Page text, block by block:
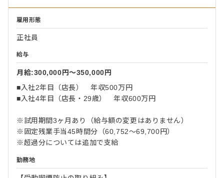
雇用形態
正社員
給与
月給:300,000円〜350,000円
■入社2年目（店長） 年収500万円
■入社4年目（店長・29歳） 年収600万円
※試用期間3ヶ月あり（給与額の変更はありません）
※固定残業手当45時間分（60,752～69,700円）
※超過分については追加で支給
勤務地